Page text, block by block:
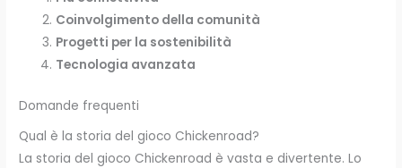
Coinvolgimento della comunità
Progetti per la sostenibilità
Tecnologia avanzata
Domande frequenti
Qual è la storia del gioco Chickenroad?
La storia del gioco Chickenroad è vasta e divertente. Lo